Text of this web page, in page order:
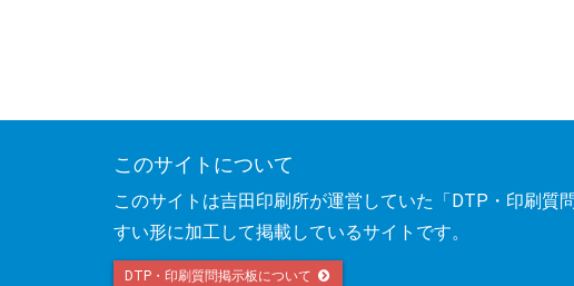
このサイトについて
このサイトは吉田印刷所が運営していた「DTP・印刷
すい形に加工して掲載しているサイトです。
DTP・印刷質問掲示板について